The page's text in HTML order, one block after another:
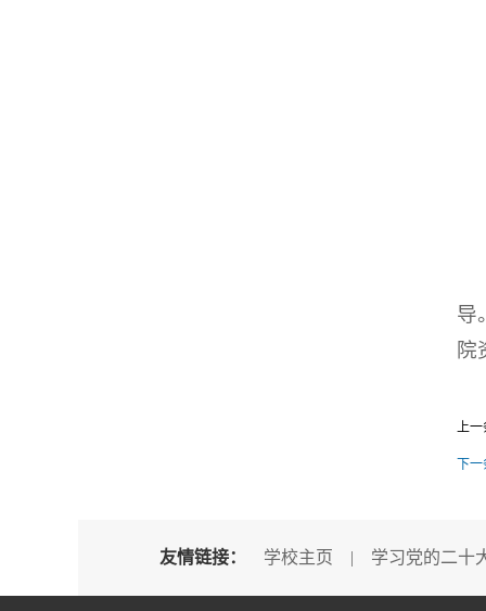
导
院
上一
下一
友情链接： 学校主页 | 学习党的二十